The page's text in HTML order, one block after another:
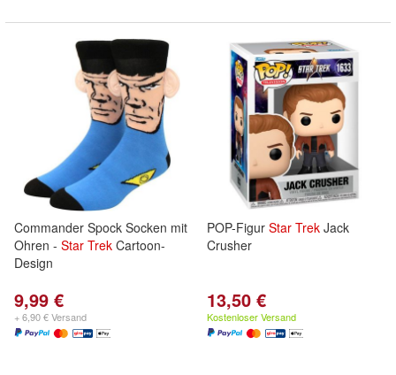
Commander Spock Socken mit
Ohren - Star Trek Cartoon-
Design
9,99 €
+ 6,90 € Versand
POP-Figur Star Trek Jack
Crusher
13,50 €
Kostenloser Versand